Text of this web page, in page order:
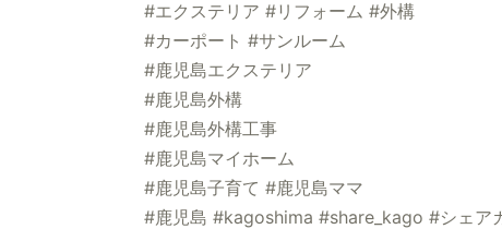
#エクステリア #リフォーム #外構
#カーポート #サンルーム
#鹿児島エクステリア
#鹿児島外構
#鹿児島外構工事
#鹿児島マイホーム
#鹿児島子育て #鹿児島ママ
#鹿児島 #kagoshima #share_kago #シェア